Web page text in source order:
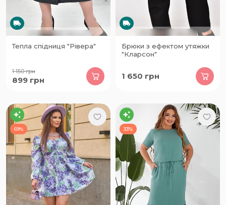
Тепла спідниця "Рівера"
1 150грн
899 грн
Брюки з ефектом утяжки
"Кларсон"
1 650 грн
69% 33%